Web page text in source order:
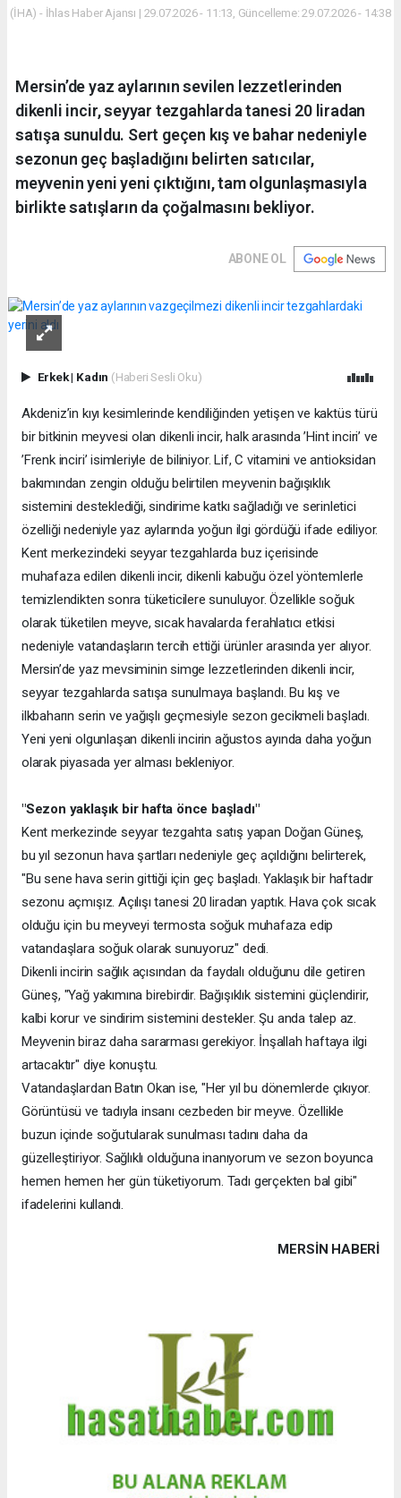
(İHA) - İhlas Haber Ajansı | 29.07.2026 - 11:13, Güncelleme: 29.07.2026 - 14:38
Mersin’de yaz aylarının sevilen lezzetlerinden
dikenli incir, seyyar tezgahlarda tanesi 20 liradan
satışa sunuldu. Sert geçen kış ve bahar nedeniyle
sezonun geç başladığını belirten satıcılar,
meyvenin yeni yeni çıktığını, tam olgunlaşmasıyla
birlikte satışların da çoğalmasını bekliyor.
ABONE OL
Erkek| Kadın (Haberi Sesli Oku)
Akdeniz’in kıyı kesimlerinde kendiliğinden yetişen ve kaktüs türü
bir bitkinin meyvesi olan dikenli incir, halk arasında ’Hint inciri’ ve
’Frenk inciri’ isimleriyle de biliniyor. Lif, C vitamini ve antioksidan
bakımından zengin olduğu belirtilen meyvenin bağışıklık
sistemini desteklediği, sindirime katkı sağladığı ve serinletici
özelliği nedeniyle yaz aylarında yoğun ilgi gördüğü ifade ediliyor.
Kent merkezindeki seyyar tezgahlarda buz içerisinde
muhafaza edilen dikenli incir, dikenli kabuğu özel yöntemlerle
temizlendikten sonra tüketicilere sunuluyor. Özellikle soğuk
olarak tüketilen meyve, sıcak havalarda ferahlatıcı etkisi
nedeniyle vatandaşların tercih ettiği ürünler arasında yer alıyor.
Mersin’de yaz mevsiminin simge lezzetlerinden dikenli incir,
seyyar tezgahlarda satışa sunulmaya başlandı. Bu kış ve
ilkbaharın serin ve yağışlı geçmesiyle sezon gecikmeli başladı.
Yeni yeni olgunlaşan dikenli incirin ağustos ayında daha yoğun
olarak piyasada yer alması bekleniyor.
"Sezon yaklaşık bir hafta önce başladı"
Kent merkezinde seyyar tezgahta satış yapan Doğan Güneş,
bu yıl sezonun hava şartları nedeniyle geç açıldığını belirterek,
"Bu sene hava serin gittiği için geç başladı. Yaklaşık bir haftadır
sezonu açmışız. Açılışı tanesi 20 liradan yaptık. Hava çok sıcak
olduğu için bu meyveyi termosta soğuk muhafaza edip
vatandaşlara soğuk olarak sunuyoruz" dedi.
Dikenli incirin sağlık açısından da faydalı olduğunu dile getiren
Güneş, "Yağ yakımına birebirdir. Bağışıklık sistemini güçlendirir,
kalbi korur ve sindirim sistemini destekler. Şu anda talep az.
Meyvenin biraz daha sararması gerekiyor. İnşallah haftaya ilgi
artacaktır" diye konuştu.
Vatandaşlardan Batın Okan ise, "Her yıl bu dönemlerde çıkıyor.
Görüntüsü ve tadıyla insanı cezbeden bir meyve. Özellikle
buzun içinde soğutularak sunulması tadını daha da
güzelleştiriyor. Sağlıklı olduğuna inanıyorum ve sezon boyunca
hemen hemen her gün tüketiyorum. Tadı gerçekten bal gibi"
ifadelerini kullandı.
MERSIN HABERİ